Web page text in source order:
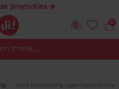
promoties ☀️
0
merk…...
Ultra Moisturising Lippenbalsem